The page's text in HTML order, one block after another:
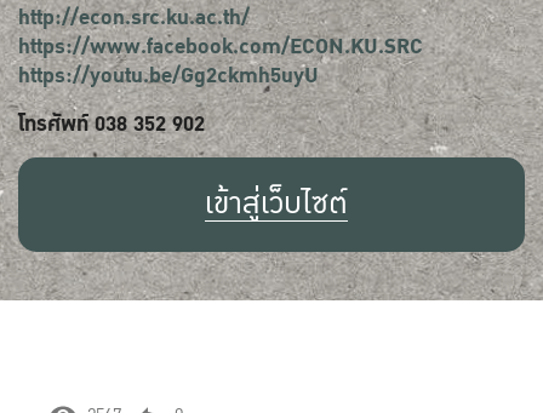
http://econ.src.ku.ac.th/
https://www.facebook.com/ECON.KU.SRC
https://youtu.be/Gg2ckmh5uyU
โทรศัพท์ 038 352 902
เข้าสู่เว็บไซต์